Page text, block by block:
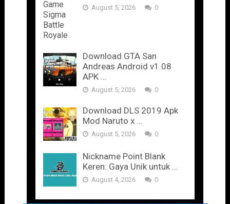
August 5, 2026 0
Download GTA San
Andreas Android v1.08
APK …
August 5, 2026 0
Download DLS 2019 Apk
Mod Naruto x …
August 5, 2026 0
Nickname Point Blank
Keren: Gaya Unik untuk …
August 4, 2026 0